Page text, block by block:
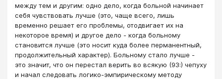
между тем и другим: одно дело, когда больной начинает
себя чувствовать лучше (это, чаще всего, лишь
временно решает его проблемы, отодвигает их на
некоторое время) и другое дело - когда больному
становится лучше (это носит куда более перманентный,
продолжительный характер). Больному стало лучше -
это значит, что он перестал верить во всякую (93:) чепуху
и начал следовать логико-эмпирическому методу